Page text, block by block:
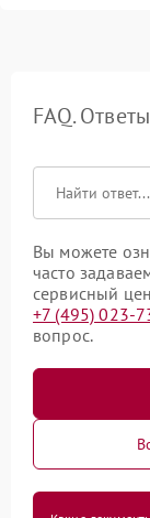
FAQ.
Вы можете
часто
сервисный
+7 (495) 023-
вопрос.